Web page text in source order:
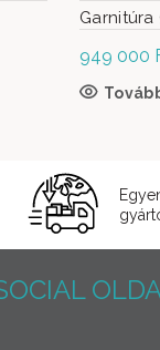
Garnitúra
949 000